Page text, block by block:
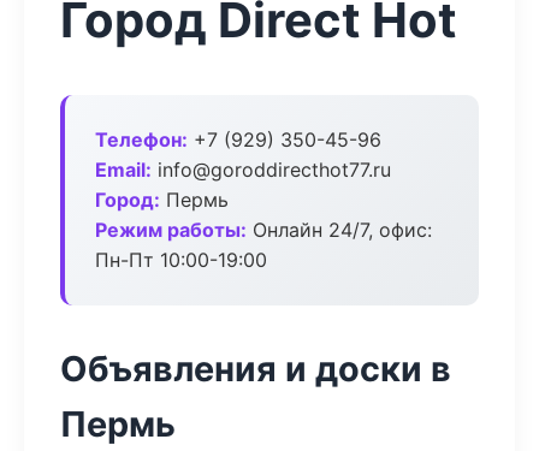
Город Direct Hot
Телефон: +7 (929) 350-45-96
Email: info@goroddirecthot77.ru
Город: Пермь
Режим работы: Онлайн 24/7, офис:
Пн-Пт 10:00-19:00
Объявления и доски в
Пермь